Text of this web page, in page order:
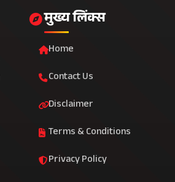
मुख्य लिंक्स
Home
Contact Us
Disclaimer
Terms & Conditions
Privacy Policy